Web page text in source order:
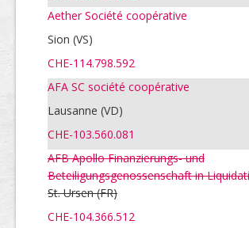
Aether Société coopérative
Sion (VS)
CHE-114.798.592
AFA SC société coopérative
Lausanne (VD)
CHE-103.560.081
AFB Apollo Finanzierungs- und
Beteiligungsgenossenschaft in
St. Ursen(FR)
CHE-104.366.512